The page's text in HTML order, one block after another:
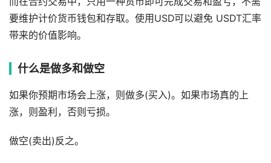
要维护计价货币钱包和存取。使⽤USD可以避免 USDT汇率
带来的价值影响。
什么是做多和做空
如果你预期市场会上涨，则做多(买入)。如果市场真的上
涨，则盈利，否则亏损。
做空(卖出)反之。